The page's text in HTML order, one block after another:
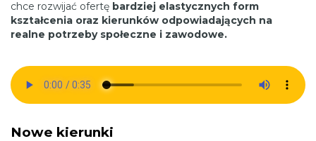
chce rozwijać ofertę bardziej elastycznych form
kształcenia oraz kierunków odpowiadających na
realne potrzeby społeczne i zawodowe.
Nowe kierunki